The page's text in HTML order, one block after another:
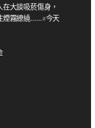
大談吸菸傷身，
煙霧繚繞……#今天